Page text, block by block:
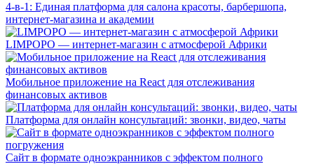
4-в-1: Единая платформа для салона красоты, барбершопа,
интернет-магазина и академии
LIMPOPO — интернет-магазин с атмосферой Африки
Мобильное приложение на React для отслеживания
финансовых активов
Платформа для онлайн консультаций: звонки, видео, чаты
Сайт в формате одноэкранников с эффектом полного